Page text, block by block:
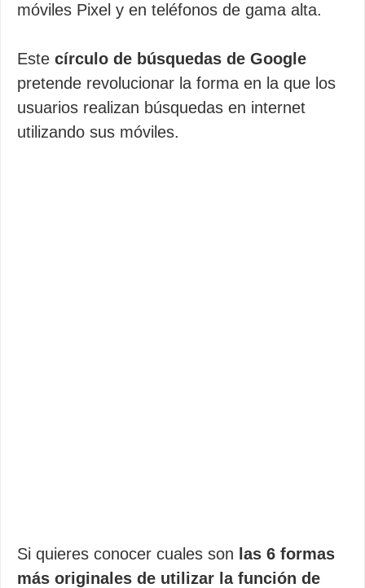
móviles Pixel y en teléfonos de gama alta.
Este círculo de búsquedas de Google
pretende revolucionar la forma en la que los
usuarios realizan búsquedas en internet
utilizando sus móviles.
Si quieres conocer cuales son las 6 formas
más originales de utilizar la función de